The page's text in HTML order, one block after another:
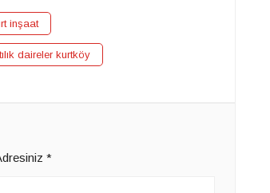
inşaat
daireler kurtköy
*